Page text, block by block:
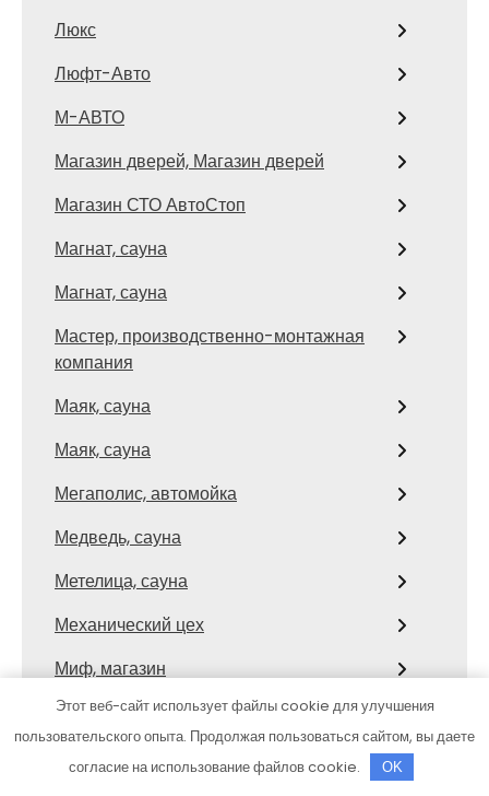
Люкс
Люфт-Авто
М-АВТО
Магазин дверей, Магазин дверей
Магазин СТО АвтоСтоп
Магнат, сауна
Магнат, сауна
Мастер, производственно-монтажная
компания
Маяк, сауна
Маяк, сауна
Мегаполис, автомойка
Медведь, сауна
Метелица, сауна
Механический цех
Миф, магазин
Мойдодыр, автомойка
Этот веб-сайт использует файлы cookie для улучшения
пользовательского опыта. Продолжая пользоваться сайтом, вы даете
согласие на использование файлов cookie.
OK